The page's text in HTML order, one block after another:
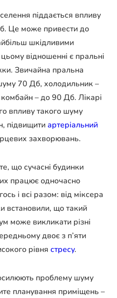
піддається впливу
Це може привести до
шкідливими
відношенні є пральні
Звичайна пральна
70 Дб, холодильник –
– до 90 Дб. Лікарі
впливу такого шуму
підвищити артеріальний
захворювань.
що сучасні будинки
працює одночасно
і всі разом: від міксера
встановили, що такий
може викликати різні
двоє з п’яти
рівня стресу.
проблему шуму
планування приміщень –